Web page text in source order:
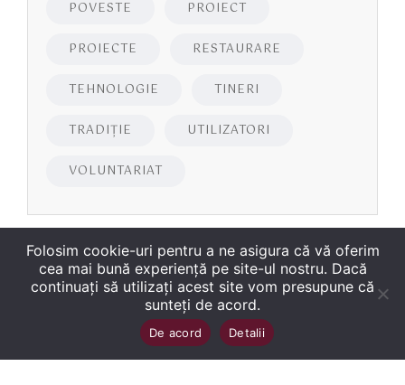
POVESTE PROIECT
PROIECTE RESTAURARE
TEHNOLOGIE TINERI
TRADIȚIE UTILIZATORI
VOLUNTARIAT
2026Biblioteca Județeană
„George Bariţiu‟ Braşov. Toate drepturile sunt
Folosim cookie-uri pentru a ne asigura că vă oferim
cea mai bună experiență pe site-ul nostru. Dacă
continuați să utilizați acest site vom presupune că
sunteți de acord.
De acord Detalii